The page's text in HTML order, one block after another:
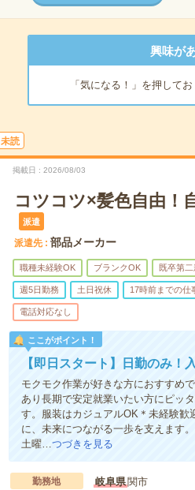
興味が
「気になる！」を押して
未読
掲載日 2026/08/03
コツコツ×髪色自由！
派遣
派遣先 部品メーカー
職種未経験OK ブランクOK 既卒第
週5日勤務 土日祝休 17時前までの仕
電話対応なし
ここがポイント！
【即日スタート】日勤のみ！
モクモク作業が好きな方におすすめ
あり長期で安定就業いたい方にピッ
す。服装はカジュアルOK＊未経験歓
に、未来につながる一歩を支えます
土曜…つづきを見る
勤務地 岐阜県関市